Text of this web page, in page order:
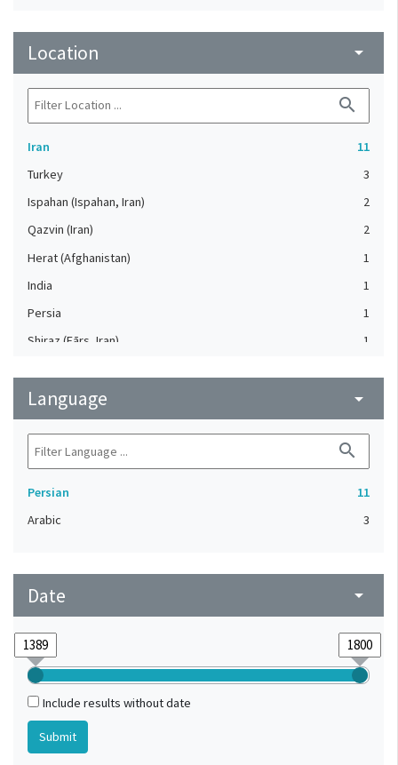
Location arrow_drop_down
search
Iran
11
Turkey
3
Ispahan (Ispahan, Iran)
2
Qazvin (Iran)
2
Herat (Afghanistan)
1
India
1
Persia
1
Shiraz (Fārs, Iran)
1
Language arrow_drop_down
search
Persian
11
Arabic
3
Date arrow_drop_down
Include results without date